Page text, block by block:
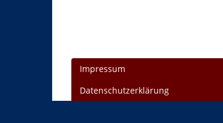
Impressum
Datenschutzerklärung